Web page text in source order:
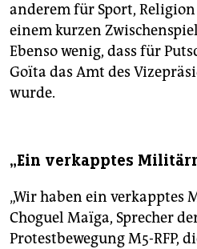
anderem für Sport,
einem kurzen
Ebenso wenig, dass für
Goïta das Amt des
wurde.
„Ein verkapptes
„Wir haben ein verkapptes
Choguel Maïga, Sprecher
Protestbewegung M5-RFP,